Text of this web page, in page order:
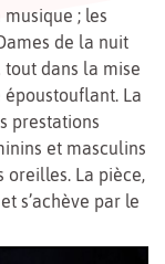
; les
de la nuit
dans la mise
La
prestations
et masculins
oreilles. La pièce,
s’achève par le